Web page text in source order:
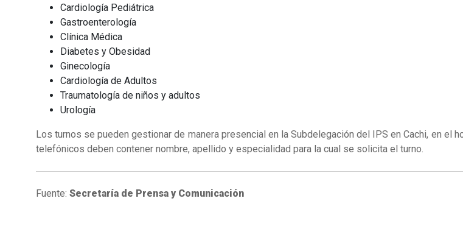
Cardiología Pediátrica
Gastroenterología
Clínica Médica
Diabetes y Obesidad
Ginecología
Cardiología de Adultos
Traumatología de niños y adultos
Urología
Los turnos se pueden gestionar de manera presencial en la Subdelegación del IPS en Cachi, en el
telefónicos deben contener nombre, apellido y especialidad para la cual se solicita el turno.
Fuente: Secretaría de Prensa y Comunicación